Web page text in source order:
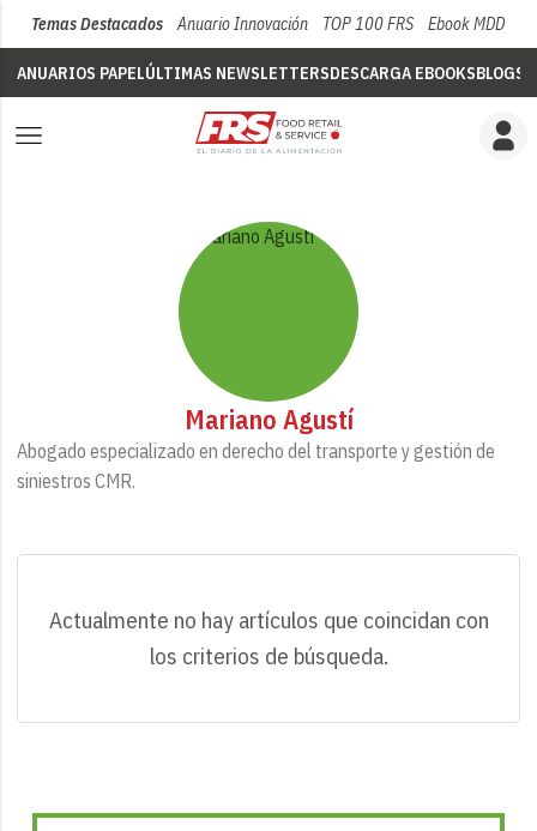
Temas Destacados Anuario Innovación TOP 100 FRS Ebook MDD
ANUARIOS PAPELÚLTIMAS NEWSLETTERSDESCARGA EBOOKSBLOGS
Mariano Agustí
Abogado especializado en derecho del transporte y gestión de
siniestros CMR.
Actualmente no hay artículos que coincidan con
los criterios de búsqueda.